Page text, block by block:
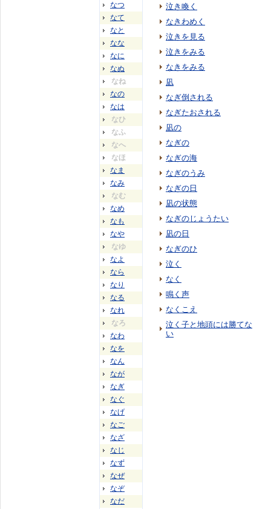
なつ
なて
なと
なな
なに
なぬ
なね
なの
なは
なひ
なふ
なへ
なほ
なま
なみ
なむ
なめ
なも
なや
なゆ
なよ
なら
なり
なる
なれ
なろ
なわ
なを
なん
なが
なぎ
なぐ
なげ
なご
なざ
なじ
なず
なぜ
なぞ
なだ
泣き喚く
なきわめく
泣きを見る
泣きをみる
なきをみる
凪
なぎ倒される
なぎたおされる
凪の
なぎの
なぎの海
なぎのうみ
なぎの日
凪の状態
なぎのじょうたい
凪の日
なぎのひ
泣く
なく
鳴く声
なくこえ
泣く子と地頭には勝てな
い